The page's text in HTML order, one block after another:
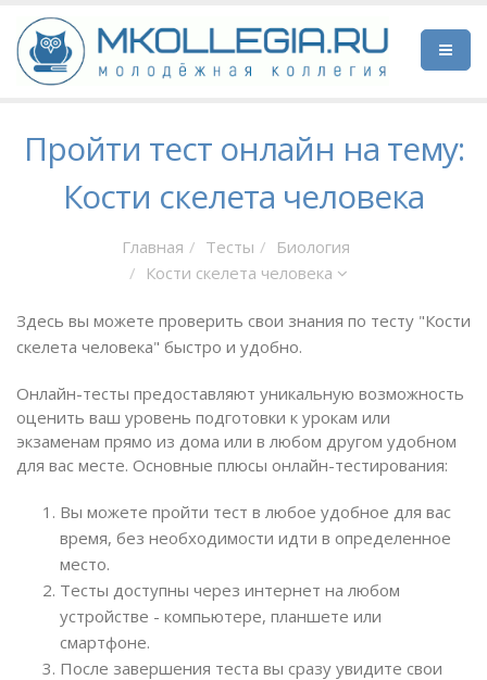
Пройти тест онлайн на тему:
Кости скелета человека
Главная Тесты
Биология
Кости скелета человека
Здесь вы можете проверить свои знания по тесту "Кости
скелета человека" быстро и удобно.
Онлайн-тесты предоставляют уникальную возможность
оценить ваш уровень подготовки к урокам или
экзаменам прямо из дома или в любом другом удобном
для вас месте. Основные плюсы онлайн-тестирования:
Вы можете пройти тест в любое удобное для вас
время, без необходимости идти в определенное
место.
Тесты доступны через интернет на любом
устройстве - компьютере, планшете или
смартфоне.
После завершения теста вы сразу увидите свои